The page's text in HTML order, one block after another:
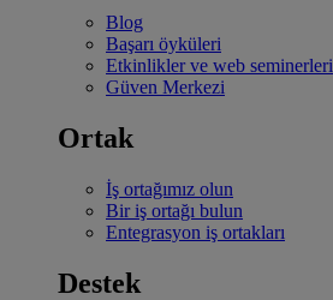
Blog
Başarı öyküleri
Etkinlikler ve web seminerleri
Güven Merkezi
Ortak
İş ortağımız olun
Bir iş ortağı bulun
Entegrasyon iş ortakları
Destek